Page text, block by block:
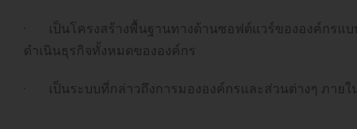
· เป็นโครงสร้างพื้นฐานทางด้านซอฟต์แวร์ขององค์กรแ
ดำเนินธุรกิจทั้งหมดขององค์กร
· เป็นระบบที่กล่าวถึงการมององค์กรและส่วนต่างๆ ภาย